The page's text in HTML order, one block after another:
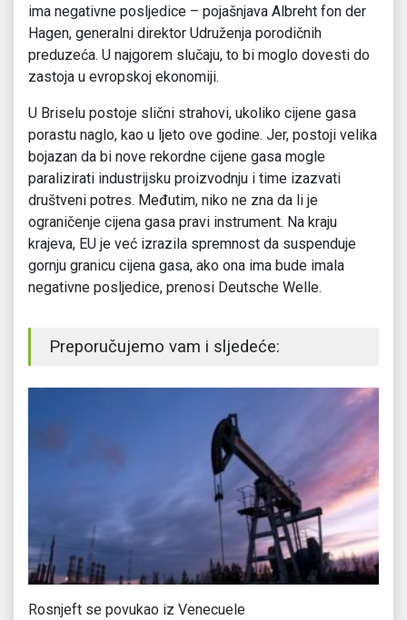
ima negativne posljedice – pojašnjava Albreht fon der
Hagen, generalni direktor Udruženja porodičnih
preduzeća. U najgorem slučaju, to bi moglo dovesti do
zastoja u evropskoj ekonomiji.
U Briselu postoje slični strahovi, ukoliko cijene gasa
porastu naglo, kao u ljeto ove godine. Jer, postoji velika
bojazan da bi nove rekordne cijene gasa mogle
paralizirati industrijsku proizvodnju i time izazvati
društveni potres. Međutim, niko ne zna da li je
ograničenje cijena gasa pravi instrument. Na kraju
krajeva, EU je već izrazila spremnost da suspenduje
gornju granicu cijena gasa, ako ona ima bude imala
negativne posljedice, prenosi Deutsche Welle.
Preporučujemo vam i sljedeće:
Rosnjeft se povukao iz Venecuele